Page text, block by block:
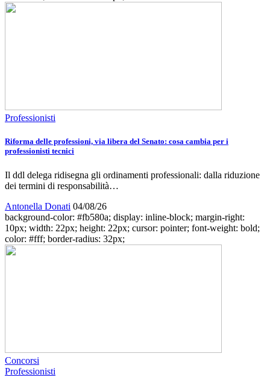
Professionisti
Riforma delle professioni, via libera del Senato: cosa cambia per i
professionisti tecnici
Il ddl delega ridisegna gli ordinamenti professionali: dalla riduzione
dei termini di responsabilità…
Antonella Donati 04/08/26
background-color: #fb580a; display: inline-block; margin-right:
10px; width: 22px; height: 22px; cursor: pointer; font-weight: bold;
color: #fff; border-radius: 32px;
Concorsi
Professionisti